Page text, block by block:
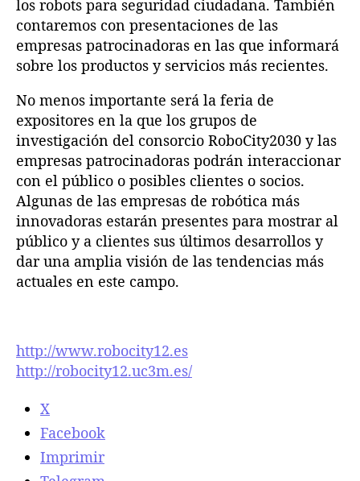
los robots para seguridad ciudadana. También
contaremos con presentaciones de las
empresas patrocinadoras en las que informará
sobre los productos y servicios más recientes.
No menos importante será la feria de
expositores en la que los grupos de
investigación del consorcio RoboCity2030 y las
empresas patrocinadoras podrán interaccionar
con el público o posibles clientes o socios.
Algunas de las empresas de robótica más
innovadoras estarán presentes para mostrar al
público y a clientes sus últimos desarrollos y
dar una amplia visión de las tendencias más
actuales en este campo.
http://www.robocity12.es
http://robocity12.uc3m.es/
X
Facebook
Imprimir